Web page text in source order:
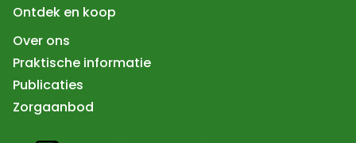
Ontdek en koop
Over ons
Praktische informatie
Publicaties
Zorgaanbod